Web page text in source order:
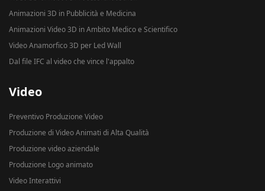
Animazioni 3D in Pubblicità e Medicina
Animazioni Video 3D in Ambito Medico e Scientifico
Video Anamorfico 3D per Led Wall
Dal file IFC al video che vince l'appalto
Video
Preventivo Produzione Video
Produzione di Video Animati di Alta Qualità
Produzione video aziendale
Produzione Logo animato
Video Interattivi